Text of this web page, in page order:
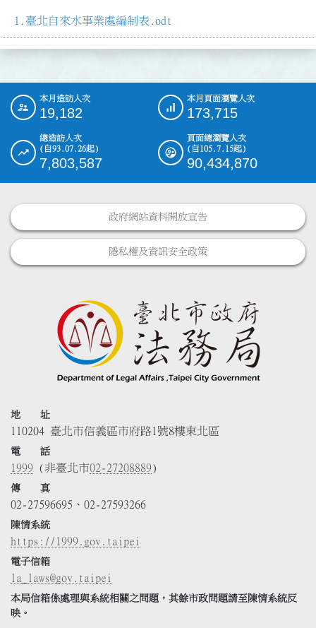
臺北自來水事業處編制表.odt
::: 本月造訪人次
19,182
本月頁面瀏覽人次
173,715
總造訪人次
(自93.07.26起)
7,803,587
頁面總瀏覽人次
(自105.7.15起)
90,434,870
政府網站資料開放宣告
隱私權及資訊安全政策
地 址
110204 臺北市信義區市府路1號8樓東北區
電 話
1999 (非臺北市02-27208889)
傳 真
02-27596695、02-27593266
陳情系統
https://1999.gov.taipei
電子信箱
la_laws@gov.taipei
本局信箱係處理與系統相關之問題，其餘市政問題請至陳情系統反
映。